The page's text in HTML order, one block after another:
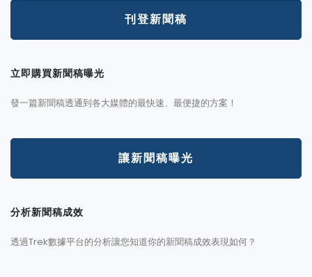
刊登新聞稿
立即購買新聞稿曝光
發一篇新聞稿透通到各大媒體的最快速、最便捷的方案！
讓新聞稿曝光
分析新聞稿成效
透過Trek數據平台的分析讓您知道你的新聞稿成效表現如何？